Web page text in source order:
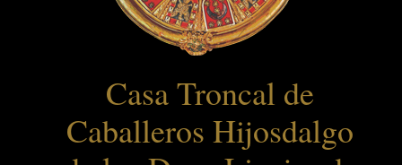
Casa Troncal de
Caballeros Hijosdalgo